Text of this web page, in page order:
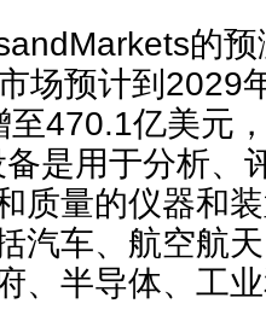
的预
场预计到2029
至470.1亿美元
是用于分析、
质量的仪器和
汽车、航空航
、半导体、工